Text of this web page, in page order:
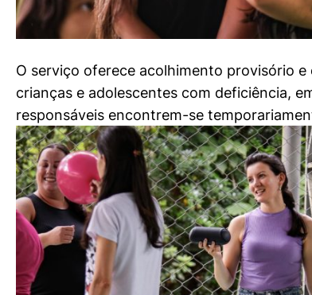
O serviço oferece acolhimento provisório e
crianças e adolescentes com deficiência,
responsáveis encontrem-se